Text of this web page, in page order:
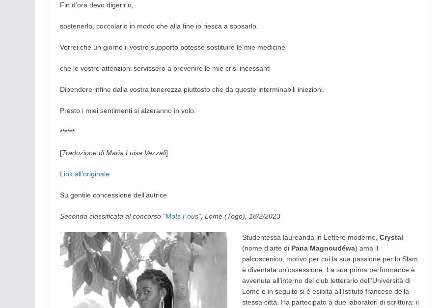
Fin d’ora devo digerirlo,
sostenerlo, coccolarlo in modo che alla fine io riesca a sposarlo.
Vorrei che un giorno il vostro supporto potesse sostituire le mie medicine
che le vostre attenzioni servissero a prevenire le mie crisi incessanti
Dipendere infine dalla vostra tenerezza piuttosto che da queste interminabili iniezioni.
Presto i miei sentimenti si alzeranno in volo.
******
[Traduzione di Maria Luisa Vezzali]
Link all’originale
Su gentile concessione dell’autrice
Seconda classificata al concorso “Mots Fous“, Lomé (Togo), 18/2/2023
Studentessa laureanda in Lettere moderne, Crystal
(nome d’arte di Pana Magnoudéwa) ama il
palcoscenico, motivo per cui la sua passione per lo Slam
è diventata un’ossessione. La sua prima performance è
avvenuta all’interno del club letterario dell’Università di
Lomé e in seguito si è esibita all’Istituto francese della
stessa città. Ha partecipato a due laboratori di scrittura: il